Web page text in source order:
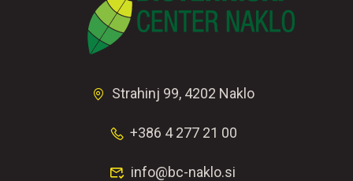
Strahinj 99, 4202 Naklo
+386 4 277 21 00
info@bc-naklo.si